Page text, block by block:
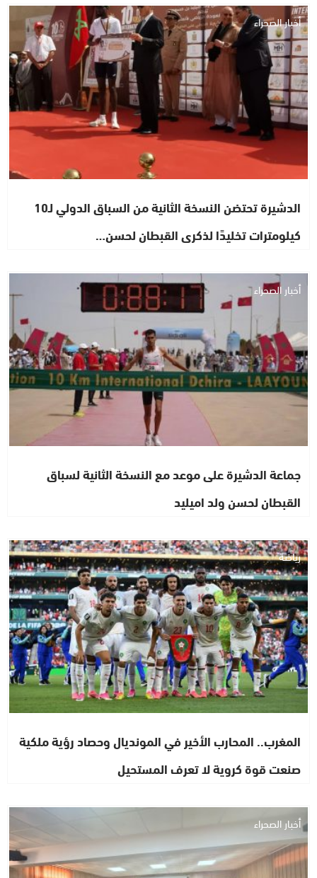
أخبار الصحراء
الدشيرة تحتضن النسخة الثانية من السباق الدولي لـ10
كيلومترات تخليدًا لذكرى القبطان لحسن…
أخبار الصحراء
جماعة الدشيرة على موعد مع النسخة الثانية لسباق
القبطان لحسن ولد اميليد
رياضة
المغرب.. المحارب الأخير في المونديال وحصاد رؤية ملكية
صنعت قوة كروية لا تعرف المستحيل
أخبار الصحراء